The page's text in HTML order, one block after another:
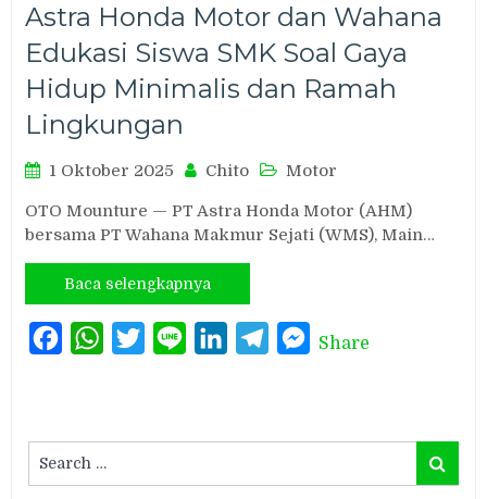
Astra Honda Motor dan Wahana
Edukasi Siswa SMK Soal Gaya
Hidup Minimalis dan Ramah
Lingkungan
1 Oktober 2025 Chito Motor
OTO Mounture — PT Astra Honda Motor (AHM)
bersama PT Wahana Makmur Sejati (WMS), Main…
Baca selengkapnya
FacebookWhatsAppTwitterLine LinkedInTelegramMessenger
Share
for:
Search